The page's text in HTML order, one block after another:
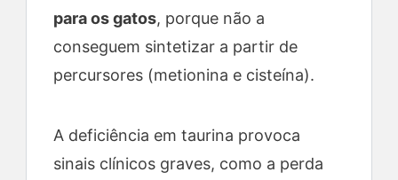
e
o
para os gatos, porque não a
conseguem sintetizar a partir de
percursores (metionina e cisteína).
A deficiência em taurina provoca
sinais clínicos graves, como a perda